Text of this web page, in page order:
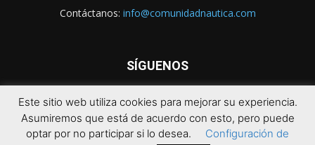
Contáctanos: info@comunidadnautica.com
SÍGUENOS
Este sitio web utiliza cookies para mejorar su experiencia.
Asumiremos que está de acuerdo con esto, pero puede
optar por no participar si lo desea.
Configuración de